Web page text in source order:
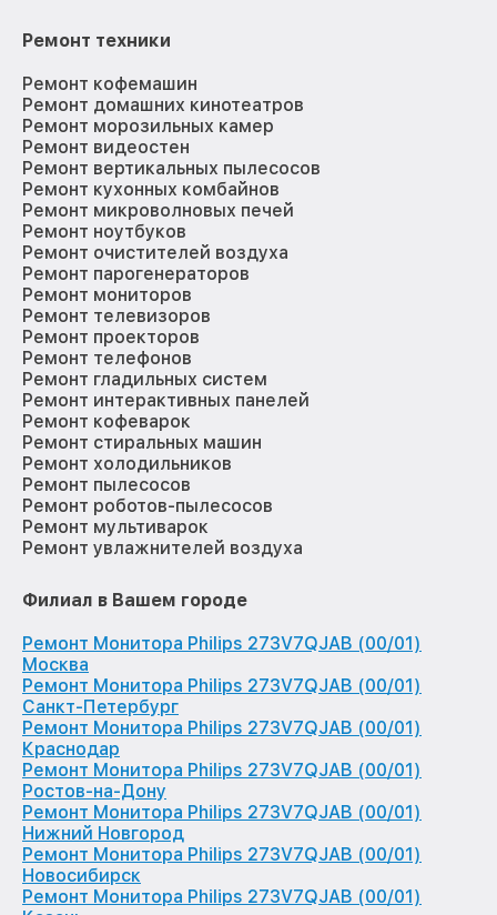
Ремонт техники
Ремонт кофемашин
Ремонт домашних кинотеатров
Ремонт морозильных камер
Ремонт видеостен
Ремонт вертикальных пылесосов
Ремонт кухонных комбайнов
Ремонт микроволновых печей
Ремонт ноутбуков
Ремонт очистителей воздуха
Ремонт парогенераторов
Ремонт мониторов
Ремонт телевизоров
Ремонт проекторов
Ремонт телефонов
Ремонт гладильных систем
Ремонт интерактивных панелей
Ремонт кофеварок
Ремонт стиральных машин
Ремонт холодильников
Ремонт пылесосов
Ремонт роботов-пылесосов
Ремонт мультиварок
Ремонт увлажнителей воздуха
Филиал в Вашем городе
Ремонт Монитора Philips 273V7QJAB (00/01)
Москва
Ремонт Монитора Philips 273V7QJAB (00/01)
Санкт-Петербург
Ремонт Монитора Philips 273V7QJAB (00/01)
Краснодар
Ремонт Монитора Philips 273V7QJAB (00/01)
Ростов-на-Дону
Ремонт Монитора Philips 273V7QJAB (00/01)
Нижний Новгород
Ремонт Монитора Philips 273V7QJAB (00/01)
Новосибирск
Ремонт Монитора Philips 273V7QJAB (00/01)